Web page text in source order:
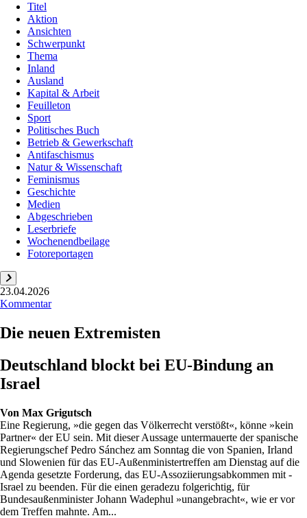
Titel
Aktion
Ansichten
Schwerpunkt
Thema
Inland
Ausland
Kapital & Arbeit
Feuilleton
Sport
Politisches Buch
Betrieb & Gewerkschaft
Antifaschismus
Natur & Wissenschaft
Feminismus
Geschichte
Medien
Abgeschrieben
Leserbriefe
Wochenendbeilage
Fotoreportagen
23.04.2026
Kommentar
Die neuen Extremisten
Deutschland blockt bei EU-Bindung an
Israel
Von Max Grigutsch
Eine Regierung, »die gegen das Völkerrecht verstößt«, könne »kein
Partner« der EU sein. Mit dieser Aussage untermauerte der spanische
Regierungschef Pedro Sánchez am Sonntag die von Spanien, Irland
und Slowenien für das EU-Außenministertreffen am Dienstag auf die
Agenda gesetzte Forderung, das EU-Assoziierungsabkommen mit ­
Israel zu beenden. Für die einen geradezu folgerichtig, für
Bundesaußenminister Johann Wadephul »unangebracht«, wie er vor
dem Treffen mahnte. Am...